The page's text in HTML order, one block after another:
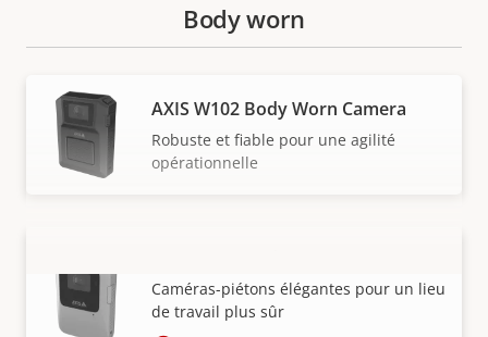
VOIR PLUS
Body worn
AXIS W102 Body Worn Camera
Robuste et fiable pour une agilité
opérationnelle
Caméras-piétons élégantes pour un lieu
de travail plus sûr